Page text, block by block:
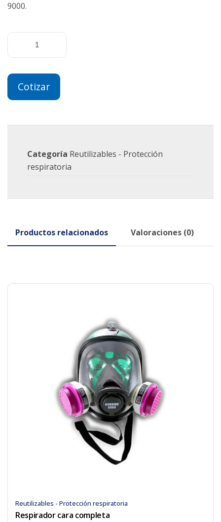
9000.
Cotizar
Categoría Reutilizables - Protección
respiratoria
Productos relacionados Valoraciones (0)
Reutilizables - Protección respiratoria
Respirador cara completa